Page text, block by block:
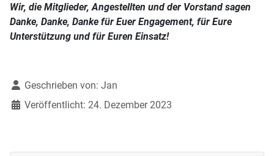
Wir, die Mitglieder, Angestellten und der Vorstand sagen
Danke, Danke, Danke für Euer Engagement, für Eure
Unterstützung und für Euren Einsatz!
DetailsGeschrieben von: Jan
Veröffentlicht: 24. Dezember 2023